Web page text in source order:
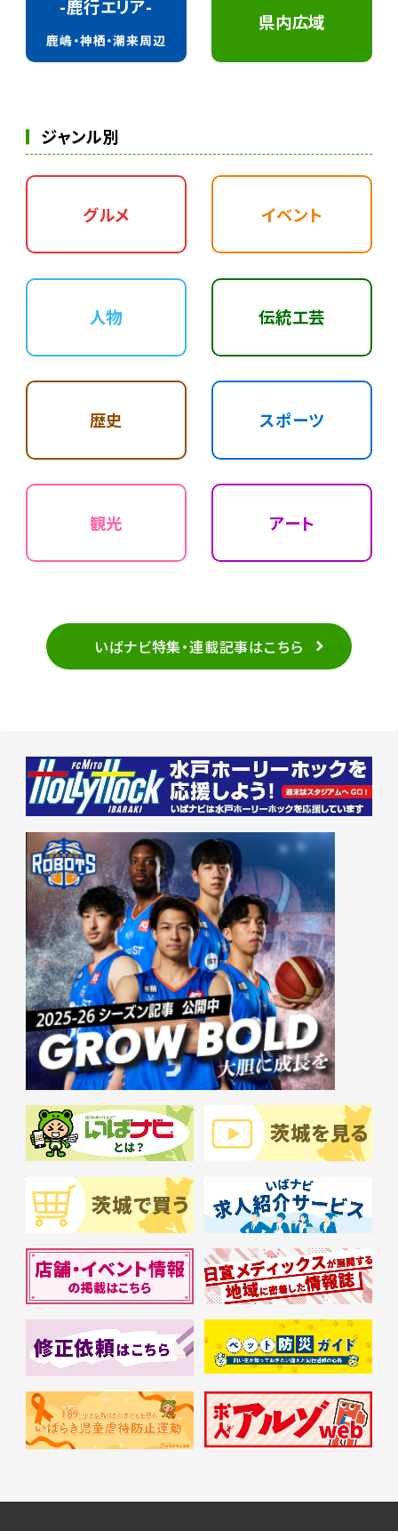
-鹿行エリア-
鹿嶋・神栖・潮来周辺
県内広域
ジャンル別
グルメ イベント
人物 伝統工芸
歴史 スポーツ
観光 アート
いばナビ特集・連載記事はこちら